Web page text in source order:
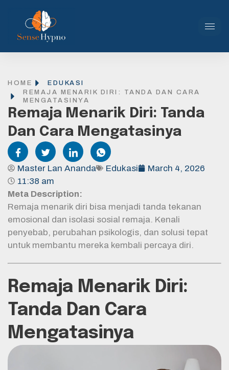
HOME
EDUKASI
REMAJA MENARIK DIRI: TANDA DAN CARA
MENGATASINYA
Remaja Menarik Diri: Tanda
Dan Cara Mengatasinya
Master Lan Ananda Edukasi
March 4, 2026
11:38 am
Meta Description:
Remaja menarik diri bisa menjadi tanda tekanan
emosional dan isolasi sosial remaja. Kenali
penyebab, perubahan psikologis, dan solusi tepat
untuk membantu mereka kembali percaya diri.
Remaja Menarik Diri:
Tanda Dan Cara
Mengatasinya